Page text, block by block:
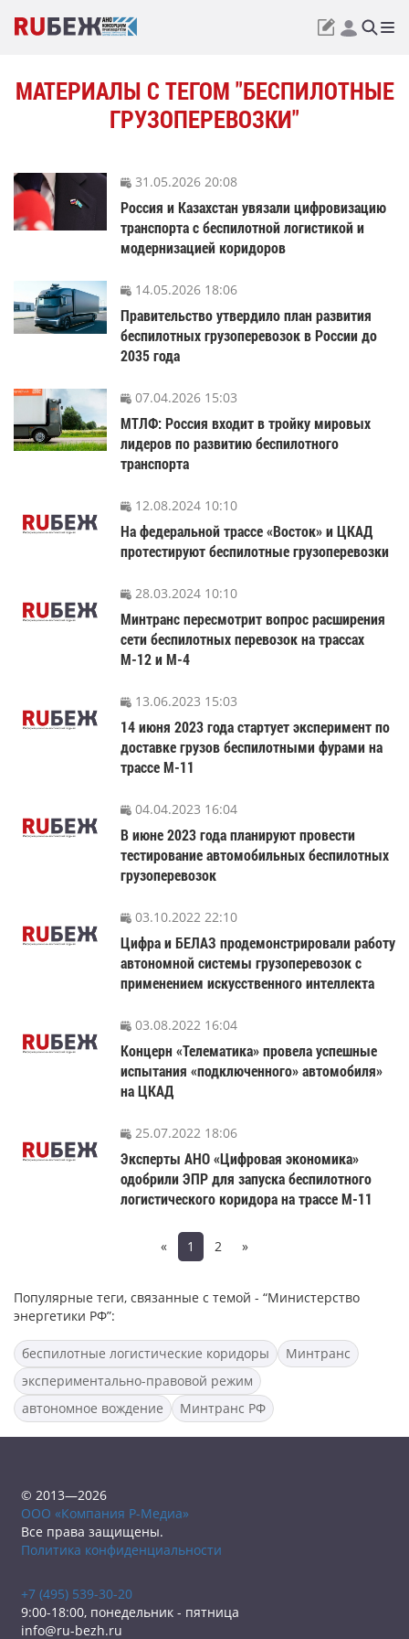
МАТЕРИАЛЫ С ТЕГОМ "БЕСПИЛОТНЫЕ
ГРУЗОПЕРЕВОЗКИ"
31.05.2026 20:08
Россия и Казахстан увязали цифровизацию
транспорта с беспилотной логистикой и
модернизацией коридоров
14.05.2026 18:06
Правительство утвердило план развития
беспилотных грузоперевозок в России до
2035 года
07.04.2026 15:03
МТЛФ: Россия входит в тройку мировых
лидеров по развитию беспилотного
транспорта
12.08.2024 10:10
На федеральной трассе «Восток» и ЦКАД
протестируют беспилотные грузоперевозки
28.03.2024 10:10
Минтранс пересмотрит вопрос расширения
сети беспилотных перевозок на трассах
М-12 и М-4
13.06.2023 15:03
14 июня 2023 года стартует эксперимент по
доставке грузов беспилотными фурами на
трассе М-11
04.04.2023 16:04
В июне 2023 года планируют провести
тестирование автомобильных беспилотных
грузоперевозок
03.10.2022 22:10
Цифра и БЕЛАЗ продемонстрировали работу
автономной системы грузоперевозок с
применением искусственного интеллекта
03.08.2022 16:04
Концерн «Телематика» провела успешные
испытания «подключенного» автомобиля»
на ЦКАД
25.07.2022 18:06
Эксперты АНО «Цифровая экономика»
одобрили ЭПР для запуска беспилотного
логистического коридора на трассе М-11
« 1 2 »
Популярные теги, связанные с темой - “Министерство
энергетики РФ”:
беспилотные логистические коридоры
Минтранс
экспериментально-правовой режим
автономное вождение
Минтранс РФ
© 2013—2026
ООО «Компания Р-Медиа»
Все права защищены.
Политика конфиденциальности
+7 (495) 539-30-20
9:00-18:00, понедельник - пятница
info@ru-bezh.ru